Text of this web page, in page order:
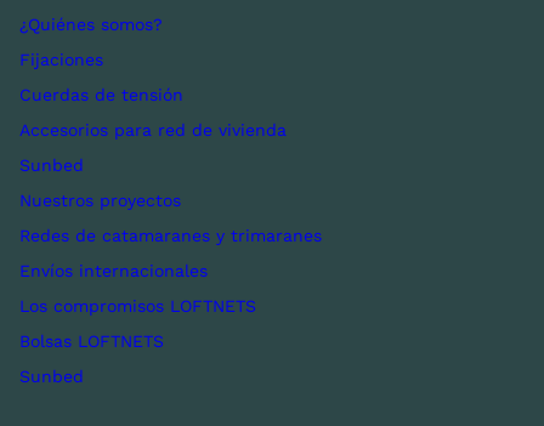
¿Quiénes somos?
Fijaciones
Cuerdas de tensión
Accesorios para red de vivienda
Sunbed
Nuestros proyectos
Redes de catamaranes y trimaranes
Envíos internacionales
Los compromisos LOFTNETS
Bolsas LOFTNETS
Sunbed